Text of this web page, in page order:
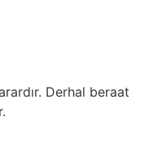
Derhal beraat